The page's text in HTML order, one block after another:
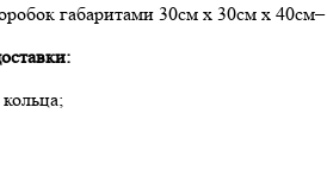
габаритами 30см х 30см х 40см–